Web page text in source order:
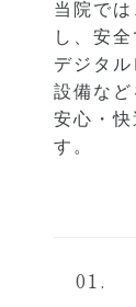
当院で
し、安
デジタ
設備な
安心・
す。
01.